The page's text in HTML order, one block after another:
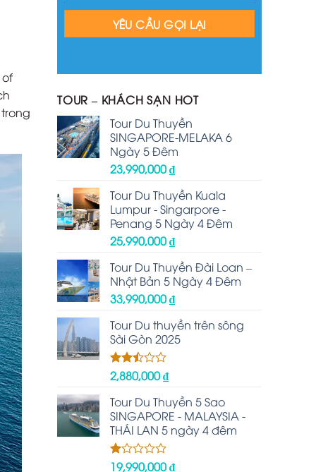
TOUR – KHÁCH SẠN HOT
Tour Du Thuyền
SINGAPORE-MELAKA 6
Ngày 5 Đêm
23,990,000₫
Tour Du Thuyền Kuala
Lumpur - Singarpore -
Penang 5 Ngày 4 Đêm
25,990,000₫
Tour Du Thuyền Đài Loan –
Nhật Bản 5 Ngày 4 Đêm
33,990,000₫
Tour Du thuyền trên sông
Sài Gòn 2025
Được
hạng
2.48
5 sao
2,880,000₫
Tour Du Thuyền 5 Sao
SINGAPORE - MALAYSIA -
THÁI LAN 5 ngày 4 đêm
Được
19,990,000₫